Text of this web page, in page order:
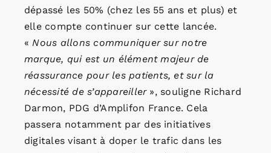
dépassé les 50% (chez les 55 ans et plus) et
elle compte continuer sur cette lancée.
« Nous allons communiquer sur notre
marque, qui est un élément majeur de
réassurance pour les patients, et sur la
nécessité de s’appareiller», souligne Richard
Darmon, PDG d’Amplifon France. Cela
passera notamment par des initiatives
digitales visant à doper le trafic dans les